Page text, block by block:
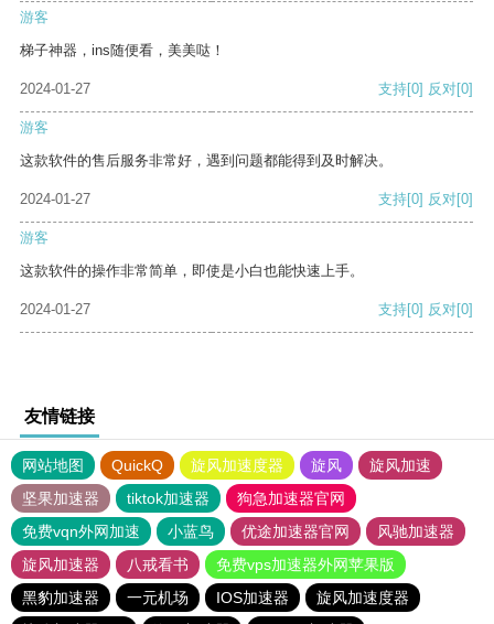
游客
梯子神器，ins随便看，美美哒！
2024-01-27 支持[0] 反对[0]
游客
这款软件的售后服务非常好，遇到问题都能得到及时解决。
2024-01-27 支持[0] 反对[0]
游客
这款软件的操作非常简单，即使是小白也能快速上手。
2024-01-27 支持[0] 反对[0]
友情链接
网站地图 QuickQ 旋风加速度器 旋风
旋风加速
坚果加速器
tiktok加速器
狗急加速器官网
免费vqn外网加速
小蓝鸟 优途加速器官网
风驰加速器
旋风加速器
八戒看书
免费vps加速器外网苹果版
黑豹加速器
一元机场 IOS加速器
旋风加速度器